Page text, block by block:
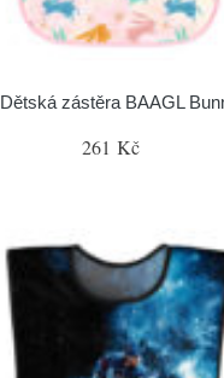
Dětská zástěra BAAGL
261 Kč